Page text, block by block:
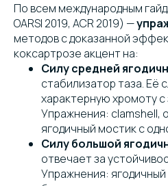
По всем международным
OARSI 2019, ACR 2019) —
методов с доказанной
коксартрозе акцент на:
Силу средней
стабилизатор таза. Её
характерную хромоту с
Упражнения: clamshell,
ягодичный мостик с
Силу большой
отвечает за
Упражнения: